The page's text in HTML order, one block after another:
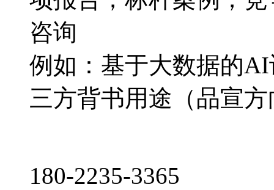
咨询
例如：基于大数据的
三方背书用途（品宣
180-2235-3365